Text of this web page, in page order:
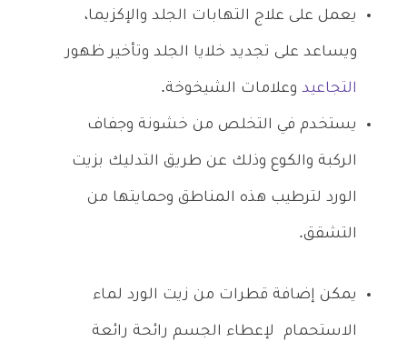
يعمل على علاج التهابات الجلد والإكزيما،
ويساعد على تجديد خلايا الجلد وتأخير ظهور
التجاعيد وعلامات الشيخوخة.
يستخدم في التخلص من خشونة وجفاف
الركبة والكوع وذلك عن طريق التدليك بزيت
الورد لترطيب هذه المناطق وحمايتها من
التشقق.
يمكن إضافة قطرات من زيت الورد لماء
الاستحمام لإعطاء الجسم رائحة رائعة